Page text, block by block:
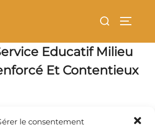
le consentement
Rechercher :
Educatif Milieu
Et Contentieux